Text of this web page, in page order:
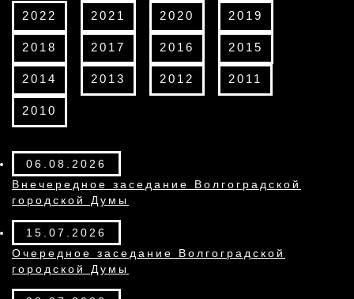
2022 2021 2020 2019
2018 2017 2016 2015
2014 2013 2012 2011
2010
06.08.2026
Внечередное заседание Волгоградской
городской Думы
15.07.2026
Очередное заседание Волгоградской
городской Думы